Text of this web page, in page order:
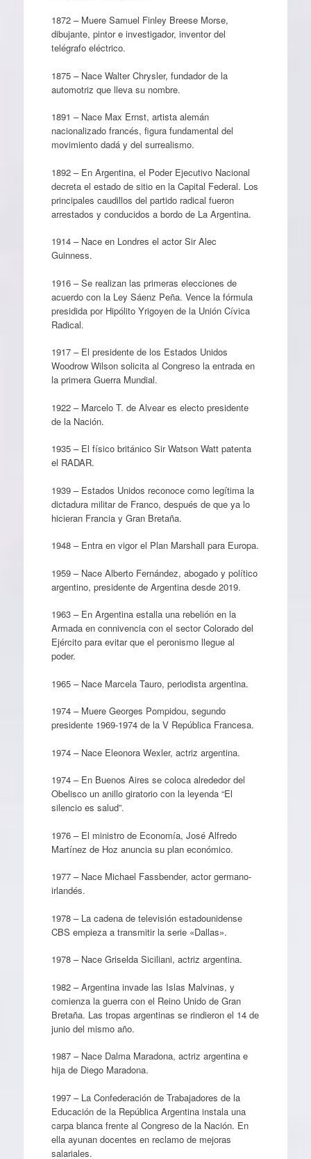
1872 – Muere Samuel Finley Breese Morse,
dibujante, pintor e investigador, inventor del
telégrafo eléctrico.
1875 – Nace Walter Chrysler, fundador de la
automotriz que lleva su nombre.
1891 – Nace Max Ernst, artista alemán
nacionalizado francés, figura fundamental del
movimiento dadá y del surrealismo.
1892 – En Argentina, el Poder Ejecutivo Nacional
decreta el estado de sitio en la Capital Federal. Los
principales caudillos del partido radical fueron
arrestados y conducidos a bordo de La Argentina.
1914 – Nace en Londres el actor Sir Alec
Guinness.
1916 – Se realizan las primeras elecciones de
acuerdo con la Ley Sáenz Peña. Vence la fórmula
presidida por Hipólito Yrigoyen de la Unión Cívica
Radical.
1917 – El presidente de los Estados Unidos
Woodrow Wilson solicita al Congreso la entrada en
la primera Guerra Mundial.
1922 – Marcelo T. de Alvear es electo presidente
de la Nación.
1935 – El físico británico Sir Watson Watt patenta
el RADAR.
1939 – Estados Unidos reconoce como legítima la
dictadura militar de Franco, después de que ya lo
hicieran Francia y Gran Bretaña.
1948 – Entra en vigor el Plan Marshall para Europa.
1959 – Nace Alberto Fernández, abogado y político
argentino, presidente de Argentina desde 2019.
1963 – En Argentina estalla una rebelión en la
Armada en connivencia con el sector Colorado del
Ejército para evitar que el peronismo llegue al
poder.
1965 – Nace Marcela Tauro, periodista argentina.
1974 – Muere Georges Pompidou, segundo
presidente 1969-1974 de la V República Francesa.
1974 – Nace Eleonora Wexler, actriz argentina.
1974 – En Buenos Aires se coloca alrededor del
Obelisco un anillo giratorio con la leyenda “El
silencio es salud”.
1976 – El ministro de Economía, José Alfredo
Martínez de Hoz anuncia su plan económico.
1977 – Nace Michael Fassbender, actor germano-
irlandés.
1978 – La cadena de televisión estadounidense
CBS empieza a transmitir la serie «Dallas».
1978 – Nace Griselda Siciliani, actriz argentina.
1982 – Argentina invade las Islas Malvinas, y
comienza la guerra con el Reino Unido de Gran
Bretaña. Las tropas argentinas se rindieron el 14 de
junio del mismo año.
1987 – Nace Dalma Maradona, actriz argentina e
hija de Diego Maradona.
1997 – La Confederación de Trabajadores de la
Educación de la República Argentina instala una
carpa blanca frente al Congreso de la Nación. En
ella ayunan docentes en reclamo de mejoras
salariales.